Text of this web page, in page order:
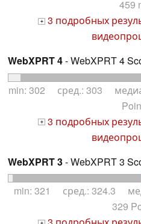
459
+ 3 подробных
WebXPRT 4- WebXPRT 4
min: 302 сред.: 303
+ 3 подробных
WebXPRT 3- WebXPRT 3
min: 321 сред.: 324.3
329